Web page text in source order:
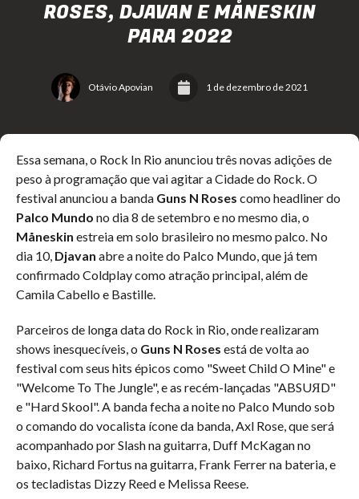
ROSES, DJAVAN E MÅNESKIN
PARA 2022
Otávio Apovian 1 de dezembro de 2021
Essa semana, o Rock In Rio anunciou três novas adições de
peso à programação que vai agitar a Cidade do Rock. O
festival anunciou a banda Guns N Roses como headliner do
Palco Mundo no dia 8 de setembro e no mesmo dia, o
Måneskin estreia em solo brasileiro no mesmo palco. No
dia 10, Djavan abre a noite do Palco Mundo, que já tem
confirmado Coldplay como atração principal, além de
Camila Cabello e Bastille.
Parceiros de longa data do Rock in Rio, onde realizaram
shows inesquecíveis, o Guns N Roses está de volta ao
festival com seus hits épicos como "Sweet Child O Mine" e
"Welcome To The Jungle", e as recém-lançadas "ABSUЯD"
e "Hard Skool". A banda fecha a noite no Palco Mundo sob
o comando do vocalista ícone da banda, Axl Rose, que será
acompanhado por Slash na guitarra, Duff McKagan no
baixo, Richard Fortus na guitarra, Frank Ferrer na bateria, e
os tecladistas Dizzy Reed e Melissa Reese.